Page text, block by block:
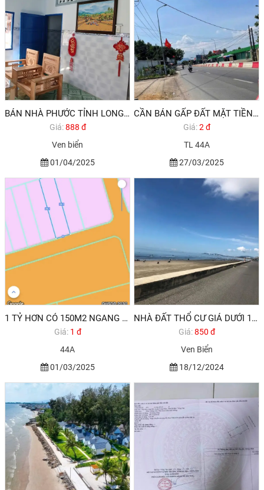
BÁN NHÀ PHƯỚC TỈNH LONG ĐIỀN VŨNG TÀU
Giá:888 đ
Ven biển
01/04/2025
CẦN BÁN GẤP ĐẤT MẶT TIỀN ĐƯỜNG TL 44A THỊ TRẤN LONG ĐIỀN BRVT
Giá:2 đ
TL 44A
27/03/2025
1 TỶ HƠN CÓ 150M2 NGANG 6M ĐẤT THỔ CƯ GẦN TP VŨNG TÀU
Giá: 1 đ
44A
01/03/2025
NHÀ ĐẤT THỔ CƯ GIÁ DƯỚI 1 TỶ BÀ RỊA VŨNG TÀU
Giá:850 đ
Ven Biển
18/12/2024